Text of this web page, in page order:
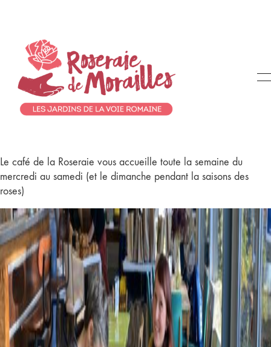
Le café de la Roseraie vous accueille toute la semaine du
mercredi au samedi (et le dimanche pendant la saisons des
roses)